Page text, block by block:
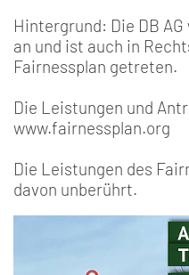
Hintergrund: Die DB
an und ist auch in
Fairnessplan getreten.
Die Leistungen und
www.fairnessplan.org
Die Leistungen des
davon unberührt.